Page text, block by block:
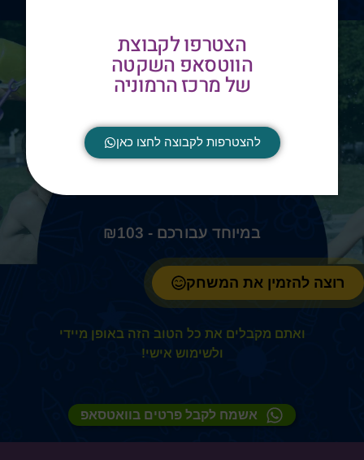
הטבה לזמן מוגבל!
₪103
רוצה להזמין את המשחק
ואתם מקבלים את כל הטוב הזה באופן מיידי
ולשימוש אישי!
אשמח לקבל פרטים בוואטסאפ
הצטרפו לקבוצת
הווטסאפ השקטה
של מרכז הרמוניה
להצטרפות לקבוצה לחצו כאן